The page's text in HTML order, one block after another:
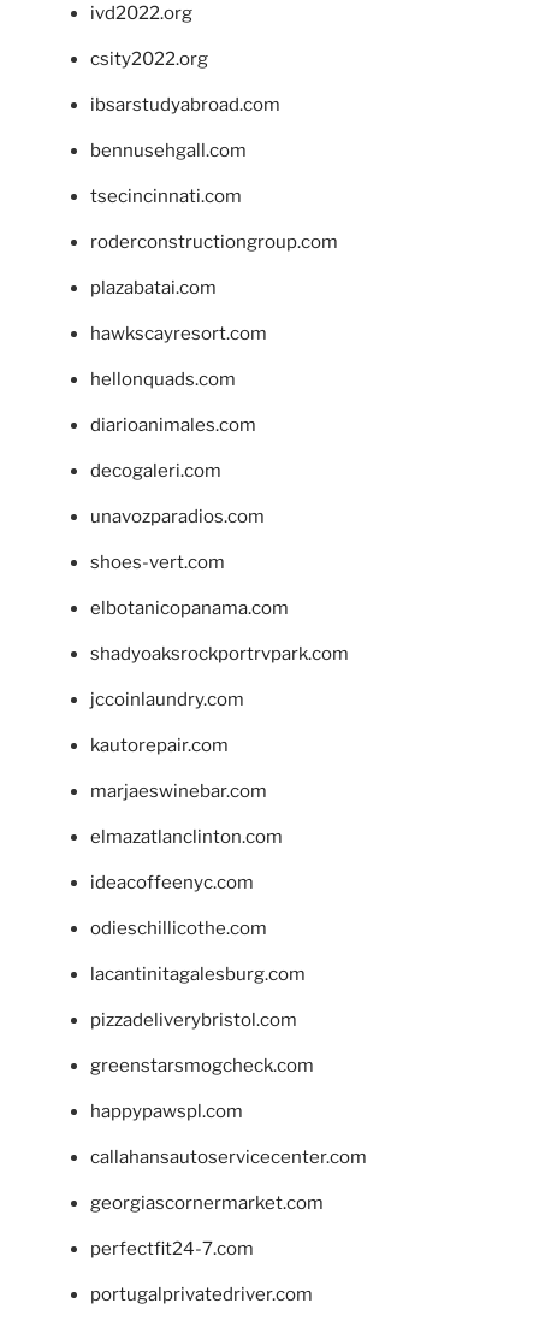
ivd2022.org
csity2022.org
ibsarstudyabroad.com
bennusehgall.com
tsecincinnati.com
roderconstructiongroup.com
plazabatai.com
hawkscayresort.com
hellonquads.com
diarioanimales.com
decogaleri.com
unavozparadios.com
shoes-vert.com
elbotanicopanama.com
shadyoaksrockportrvpark.com
jccoinlaundry.com
kautorepair.com
marjaeswinebar.com
elmazatlanclinton.com
ideacoffeenyc.com
odieschillicothe.com
lacantinitagalesburg.com
pizzadeliverybristol.com
greenstarsmogcheck.com
happypawspl.com
callahansautoservicecenter.com
georgiascornermarket.com
perfectfit24-7.com
portugalprivatedriver.com